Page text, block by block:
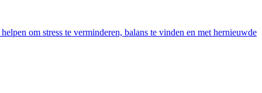
om stress te verminderen, balans te vinden en met hernieuwde